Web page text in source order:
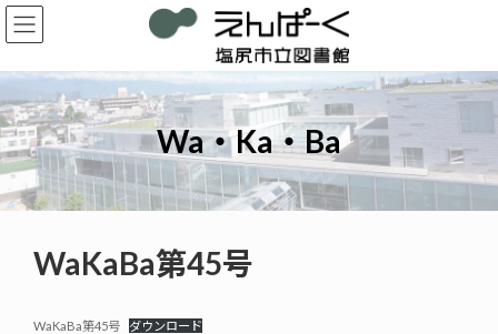
コ
ン
ン
ツ
へ
ス
キ
ッ
プ
ナ
ビ
ー
シ
ョ
ン
に
移
動
Wa・Ka・Ba
WaKaBa第45号
WaKaBa第45号 ダウンロード